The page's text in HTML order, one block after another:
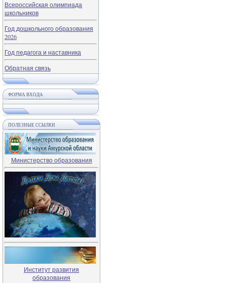
Всероссийская олимпиада
школьников
Год дошкольного образования
2026
Год педагога и наставника
Обратная связь
ФОРМА ВХОДА
ПОЛЕЗНЫЕ ССЫЛКИ
Министерство образования
Институт развития
образования